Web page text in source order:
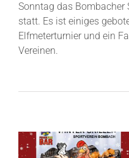
Sonntag das Bombacher
statt. Es ist einiges
Elfmeterturnier und ein
Vereinen.
Das Wintergrillen